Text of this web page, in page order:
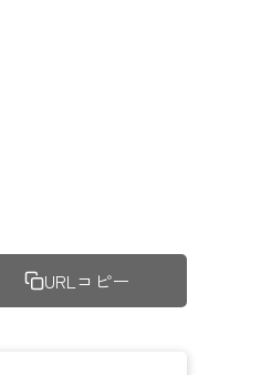
URLコピー